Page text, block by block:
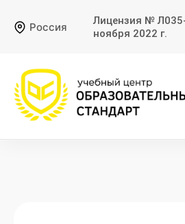
Россия
Лицензия №
ноября 2022 г.